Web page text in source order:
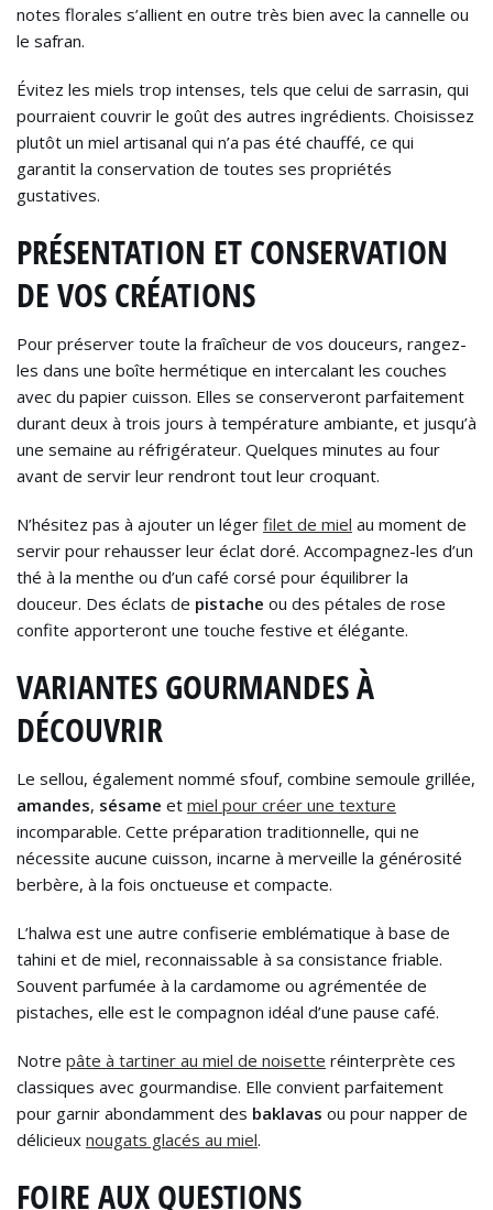
notes florales s’allient en outre très bien avec la cannelle ou
le safran.
Évitez les miels trop intenses, tels que celui de sarrasin, qui
pourraient couvrir le goût des autres ingrédients. Choisissez
plutôt un miel artisanal qui n’a pas été chauffé, ce qui
garantit la conservation de toutes ses propriétés
gustatives.
PRÉSENTATION ET CONSERVATION
DE VOS CRÉATIONS
Pour préserver toute la fraîcheur de vos douceurs, rangez-
les dans une boîte hermétique en intercalant les couches
avec du papier cuisson. Elles se conserveront parfaitement
durant deux à trois jours à température ambiante, et jusqu’à
une semaine au réfrigérateur. Quelques minutes au four
avant de servir leur rendront tout leur croquant.
N’hésitez pas à ajouter un léger filet de miel au moment de
servir pour rehausser leur éclat doré. Accompagnez-les d’un
thé à la menthe ou d’un café corsé pour équilibrer la
douceur. Des éclats de pistache ou des pétales de rose
confite apporteront une touche festive et élégante.
VARIANTES GOURMANDES À
DÉCOUVRIR
Le sellou, également nommé sfouf, combine semoule grillée,
amandes, sésame et miel pour créer une texture
incomparable. Cette préparation traditionnelle, qui ne
nécessite aucune cuisson, incarne à merveille la générosité
berbère, à la fois onctueuse et compacte.
L’halwa est une autre confiserie emblématique à base de
tahini et de miel, reconnaissable à sa consistance friable.
Souvent parfumée à la cardamome ou agrémentée de
pistaches, elle est le compagnon idéal d’une pause café.
Notre pâte à tartiner au miel de noisette réinterprète ces
classiques avec gourmandise. Elle convient parfaitement
pour garnir abondamment des baklavas ou pour napper de
délicieux nougats glacés au miel.
FOIRE AUX QUESTIONS